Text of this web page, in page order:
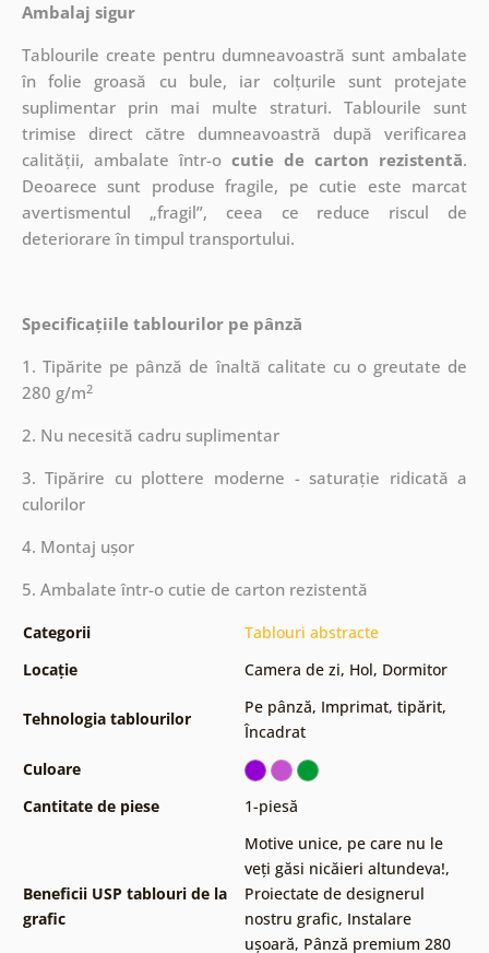
Ambalaj sigur
Tablourile create pentru dumneavoastră sunt ambalate
în folie groasă cu bule, iar colțurile sunt protejate
suplimentar prin mai multe straturi.Tablourile sunt
trimise direct către dumneavoastră după verificarea
calității, ambalate într-o cutie de carton rezistentă.
Deoarece sunt produse fragile, pe cutie este marcat
avertismentul „fragil”, ceea ce reduce riscul de
deteriorare în timpul transportului.
Specificațiile tablourilor pe pânză
1. Tipărite pe pânză de înaltă calitate cu o greutate de
280 g/m2
2. Nu necesită cadru suplimentar
3. Tipărire cu plottere moderne - saturație ridicată a
culorilor
4. Montaj ușor
5. Ambalate într-o cutie de carton rezistentă
Categorii
Tablouri abstracte
Locație
Camera de zi, Hol, Dormitor
Tehnologia tablourilor
Pe pânză, Imprimat, tipărit,
Încadrat
Culoare
Cantitate de piese
1-piesă
Beneficii USP tablouri de la
grafic
Motive unice, pe care nu le
veți găsi nicăieri altundeva!,
Proiectate de designerul
nostru grafic, Instalare
ușoară, Pânză premium 280